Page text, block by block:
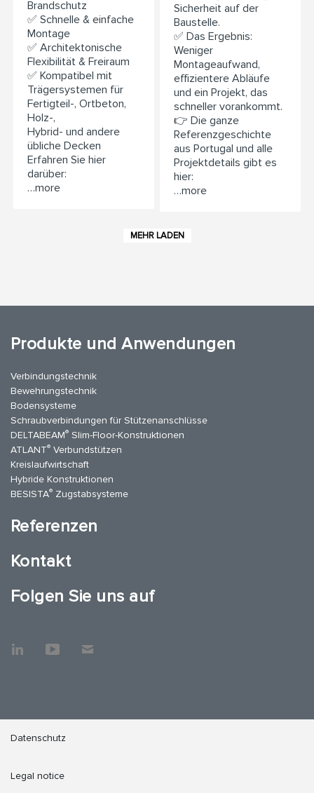
Brandschutz
✅ Schnelle & einfache
Montage
✅ Architektonische
Flexibilität & Freiraum
✅ Kompatibel mit
Trägersystemen für
Fertigteil-, Ortbeton,
Holz-,
Hybrid- und andere
übliche Decken
Erfahren Sie hier
darüber:
…more
Sicherheit auf der
Baustelle.
✅ Das Ergebnis:
Weniger
Montageaufwand,
effizientere Abläufe
und ein Projekt, das
schneller vorankommt.
👉 Die ganze
Referenzgeschichte
aus Portugal und alle
Projektdetails gibt es
hier:
…more
MEHR LADEN
Produkte und Anwendungen
Verbindungstechnik
Bewehrungstechnik
Bodensysteme
Schraubverbindungen für Stützen­anschlüsse
DELTABEAM® Slim-Floor-Konstruktionen
ATLANT® Verbundstützen
Kreislaufwirtschaft
Hybride Konstruktionen
BESISTA® Zugstabsysteme
Referenzen
Kontakt
Folgen Sie uns auf
Datenschutz
Legal notice